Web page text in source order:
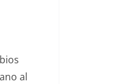
al